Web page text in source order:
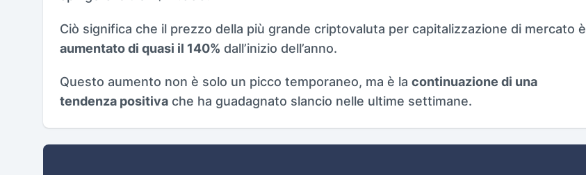
Ciò significa che il prezzo della più grande criptovaluta per capitalizzazione di mercato è
aumentato di quasi il 140% dall’inizio dell’anno.
Questo aumento non è solo un picco temporaneo, ma è la continuazione di una
tendenza positiva che ha guadagnato slancio nelle ultime settimane.